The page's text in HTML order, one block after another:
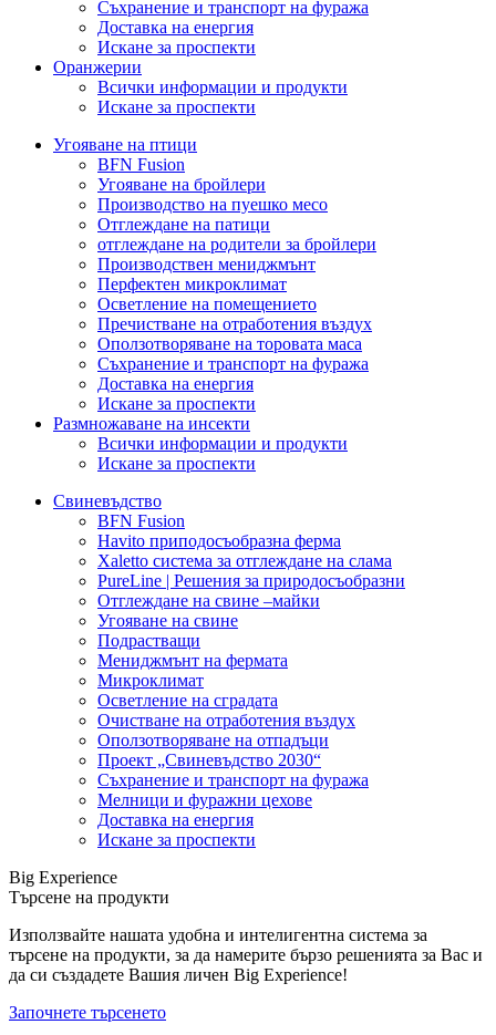
Съхранение и транспорт на фуража
Доставка на енергия
Искане за проспекти
Оранжерии
Всички информации и продукти
Искане за проспекти
Угояване на птици
BFN Fusion
Угояване на бройлери
Производство на пуешко месо
Отглеждане на патици
отглеждане на родители за бройлери
Производствен мениджмънт
Перфектен микроклимат
Осветление на помещението
Пречистване на отработения въздух
Оползотворяване на торовата маса
Съхранение и транспорт на фуража
Доставка на енергия
Искане за проспекти
Размножаване на инсекти
Всички информации и продукти
Искане за проспекти
Свиневъдство
BFN Fusion
Havito приподосъобразна ферма
Xaletto система за отглеждане на слама
PureLine | Решения за природосъобразни
Отглеждане на свине –майки
Угояване на свине
Подрастващи
Мениджмънт на фермата
Микроклимат
Осветление на сградата
Очистване на отработения въздух
Оползотворяване на отпадъци
Проект „Свиневъдство 2030“
Съхранение и транспорт на фуража
Мелници и фуражни цехове
Доставка на енергия
Искане за проспекти
Big Experience
Търсене на продукти
Използвайте нашата удобна и интелигентна система за
търсене на продукти, за да намерите бързо решенията за Вас и
да си създадете Вашия личен Big Experience!
Започнете търсенето